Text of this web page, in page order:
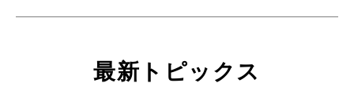
最新トピックス